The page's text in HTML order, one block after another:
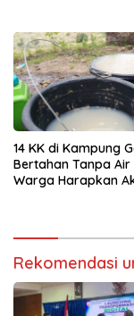
14 KK di Kampung
Bertahan Tanpa Air
Warga Harapkan
Rekomendasi